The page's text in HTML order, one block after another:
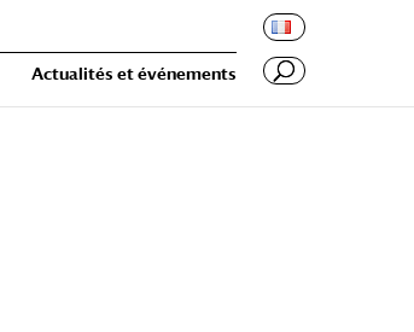
Actualités et événements